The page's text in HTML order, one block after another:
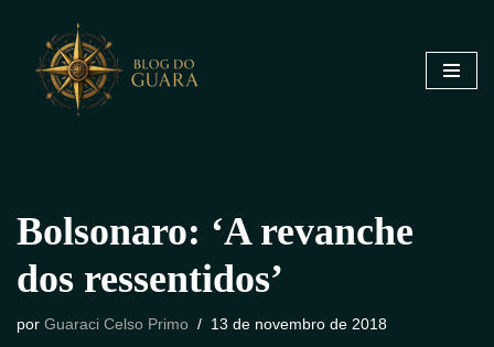
Pular
para
Bolsonaro: ‘A revanche
dos ressentidos’
por Guaraci Celso Primo 13 de novembro de 2018